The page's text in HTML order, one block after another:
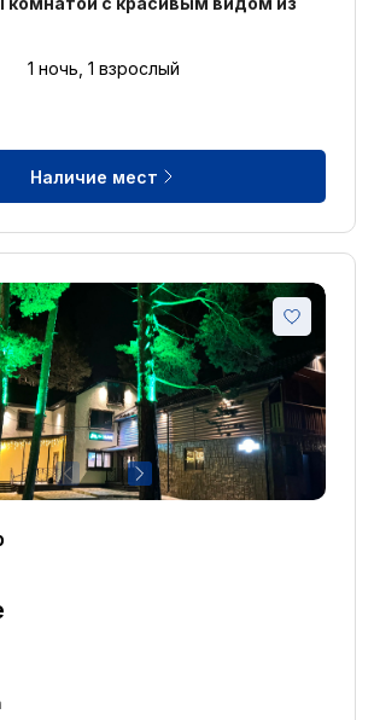
1 ночь, 1 взрослый
Наличие мест